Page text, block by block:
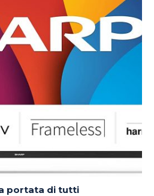
portata di tutti